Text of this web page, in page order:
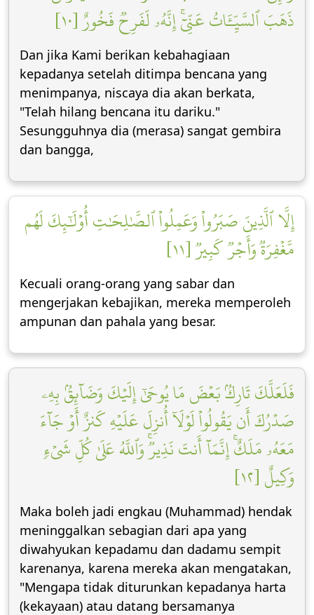
ذَهَبَ ٱلسَّيِّـَٔاتُ عَنِّيٓۚ إِنَّهُۥ لَفَرِحٞ فَخُورٌ [١٠]
Dan jika Kami berikan kebahagiaan
kepadanya setelah ditimpa bencana yang
menimpanya, niscaya dia akan berkata,
"Telah hilang bencana itu dariku."
Sesungguhnya dia (merasa) sangat gembira
dan bangga,
إِلَّا ٱلَّذِينَ صَبَرُواْ وَعَمِلُواْ ٱلصَّٰلِحَٰتِ أُوْلَٰٓئِكَ لَهُم
مَّغۡفِرَةٞ وَأَجۡرٞ كَبِيرٞ [١١]
Kecuali orang-orang yang sabar dan
mengerjakan kebajikan, mereka memperoleh
ampunan dan pahala yang besar.
فَلَعَلَّكَ تَارِكُۢ بَعۡضَ مَا يُوحَىٰٓ إِلَيۡكَ وَضَآئِقُۢ بِهِۦ
صَدۡرُكَ أَن يَقُولُواْ لَوۡلَآ أُنزِلَ عَلَيۡهِ كَنزٌ أَوۡ جَآءَ
مَعَهُۥ مَلَكٌۚ إِنَّمَآ أَنتَ نَذِيرٞۚ وَٱللَّهُ عَلَىٰ كُلِّ شَيۡءٖ
وَكِيلٌ [١٢]
Maka boleh jadi engkau (Muhammad) hendak
meninggalkan sebagian dari apa yang
diwahyukan kepadamu dan dadamu sempit
karenanya, karena mereka akan mengatakan,
"Mengapa tidak diturunkan kepadanya harta
(kekayaan) atau datang bersamanya